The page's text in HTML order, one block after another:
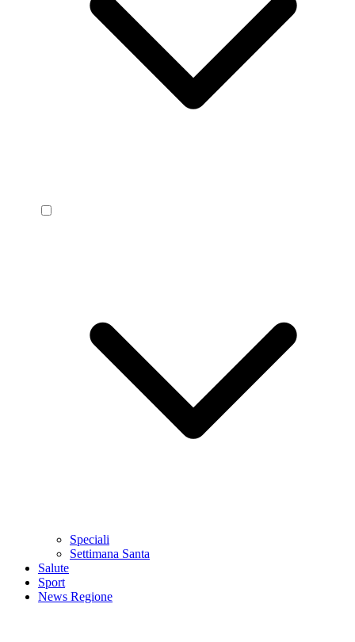
Speciali
Settimana Santa
Salute
Sport
News Regione